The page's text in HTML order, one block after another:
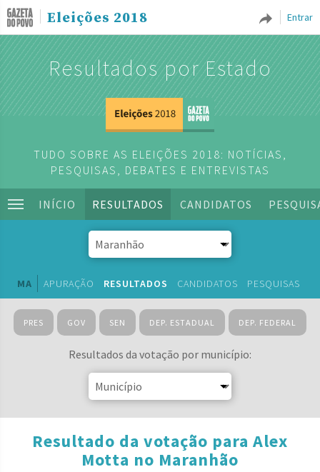
Entrar
Eleições 2018
Resultados por Estado
TUDO SOBRE AS ELEIÇÕES 2018: NOTÍCIAS,
PESQUISAS, DEBATES E ENTREVISTAS
INÍCIO RESULTADOS CANDIDATOS
MA APURAÇÃO RESULTADOS CANDIDATOS PESQUISAS
PRES GOV SEN DEP. ESTADUAL DEP. FEDERAL
Resultados da votação por município:
Resultado da votação para Alex
Motta no Maranhão